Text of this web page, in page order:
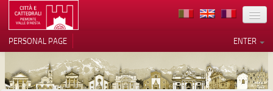
LOCATION
ARCHITECTURE
ENTER
PERSONAL PAGE